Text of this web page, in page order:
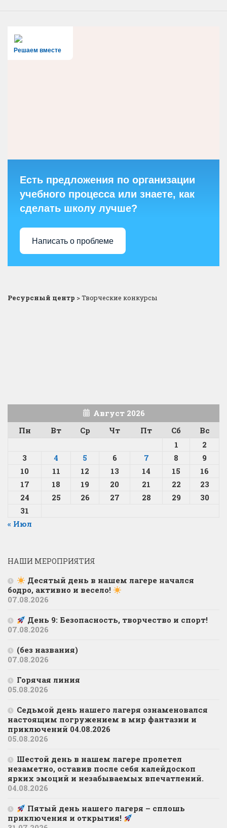
Решаем вместе
Есть предложения по организации
учебного процесса или знаете, как
сделать школу лучше?
Написать о проблеме
Ресурсный центр >Творческие конкурсы
Август 2026
Пн
Вт Ср Чт Пт Сб
Вс
1
2
3
4 5 6 7 8
9
10
11 12 13 14 15
16
17
18 19 20 21 22
23
24
25 26 27 28 29
30
31
« Июл
НАШИ МЕРОПРИЯТИЯ
Десятый день в нашем лагере начался
бодро, активно и весело!
07.08.2026
День 9: Безопасность, творчество и спорт!
07.08.2026
(без названия)
07.08.2026
Горячая линия
05.08.2026
Седьмой день нашего лагеря ознаменовался
настоящим погружением в мир фантазии и
приключений 04.08.2026
05.08.2026
Шестой день в нашем лагере пролетел
незаметно, оставив после себя калейдоскоп
ярких эмоций и незабываемых впечатлений.
04.08.2026
Пятый день нашего лагеря – сплошь
приключения и открытия!